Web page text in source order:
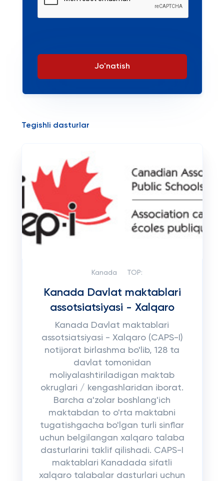
Jo'natish
Tegishli dasturlar
Kanada TOP:
Kanada Davlat maktablari
assotsiatsiyasi - Xalqaro
Kanada Davlat maktablari
assotsiatsiyasi - Xalqaro (CAPS-I)
notijorat birlashma bo'lib, 128 ta
davlat tomonidan
moliyalashtiriladigan maktab
okruglari / kengashlaridan iborat.
Barcha a'zolar boshlang'ich
maktabdan to o'rta maktabni
tugatishgacha bo'lgan turli sinflar
uchun belgilangan xalqaro talaba
dasturlarini taklif qilishadi. CAPS-I
maktablari Kanadada sifatli
xalqaro talabalar dasturlari uchun